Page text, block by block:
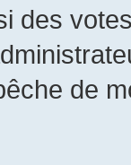
des
de